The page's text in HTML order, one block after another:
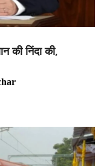
की निंदा की,